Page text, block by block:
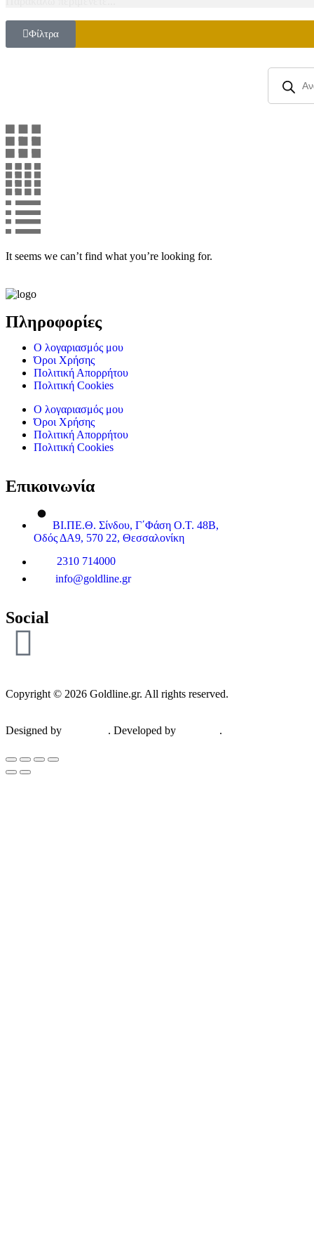
Φίλτρα
It seems we can’t find what you’re looking for.
Πληροφορίες
Ο λογαριασμός μου
Όροι Χρήσης
Πολιτική Απορρήτου
Πολιτική Cookies
Ο λογαριασμός μου
Όροι Χρήσης
Πολιτική Απορρήτου
Πολιτική Cookies
Επικοινωνία
ΒΙ.ΠΕ.Θ. Σίνδου, Γ΄Φάση Ο.Τ. 48Β,
Οδός ΔΑ9, 570 22, Θεσσαλονίκη
2310 714000
info@goldline.gr
Social
Copyright © 2026 Goldline.gr. All rights reserved.
Designed by . Developed by .